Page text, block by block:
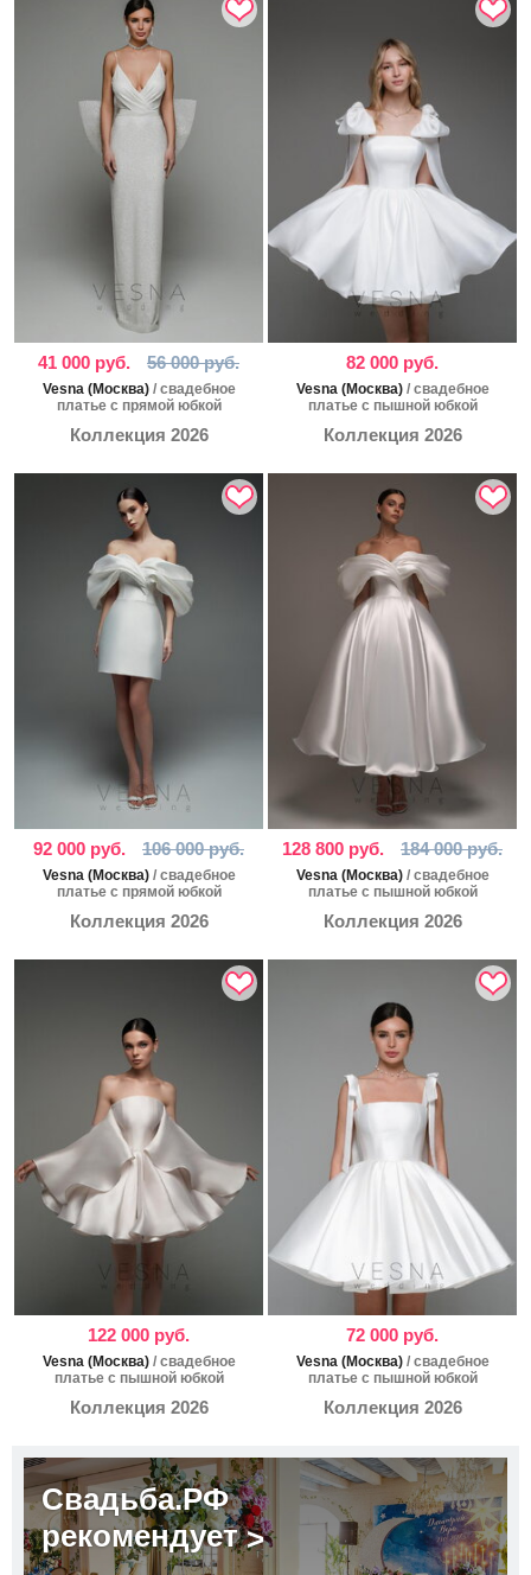
41 000 руб. 56 000 руб.
Vesna (Москва)/ свадебное
платье с прямой юбкой
Коллекция 2026
82 000 руб.
Vesna (Москва)/ свадебное
платье с пышной юбкой
Коллекция 2026
92 000 руб. 106 000 руб.
Vesna (Москва)/ свадебное
платье с прямой юбкой
Коллекция 2026
128 800 руб. 184 000 руб.
Vesna (Москва)/ свадебное
платье с пышной юбкой
Коллекция 2026
122 000 руб.
Vesna (Москва)/ свадебное
платье с пышной юбкой
Коллекция 2026
72 000 руб.
Vesna (Москва)/ свадебное
платье с пышной юбкой
Коллекция 2026
Свадьба.РФ
рекомендует>